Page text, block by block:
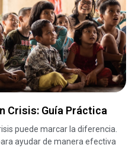
Crisis: Guía Práctica
puede marcar la diferencia.
ayudar de manera efectiva